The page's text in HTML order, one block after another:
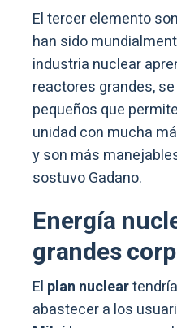
El tercer elemento
han sido
industria nuclear
reactores grandes,
pequeños que
unidad con mucha
y son más
sostuvo Gadano.
Energía
grandes
El plan nuclear
abastecer a los